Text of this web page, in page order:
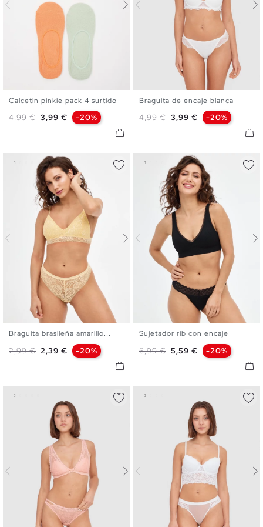
U
Calcetin pinkie pack 4 surtido
Precio base
4,99 € Precio
3,99 € -20%
Braguita de encaje blanca
Precio base
4,99 € Precio
3,99 € -20%
Braguita brasileña amarillo...
Precio base
2,99 € Precio
2,39 € -20%
XL
Sujetador rib con encaje
Precio base
6,99 € Precio
5,59 € -20%